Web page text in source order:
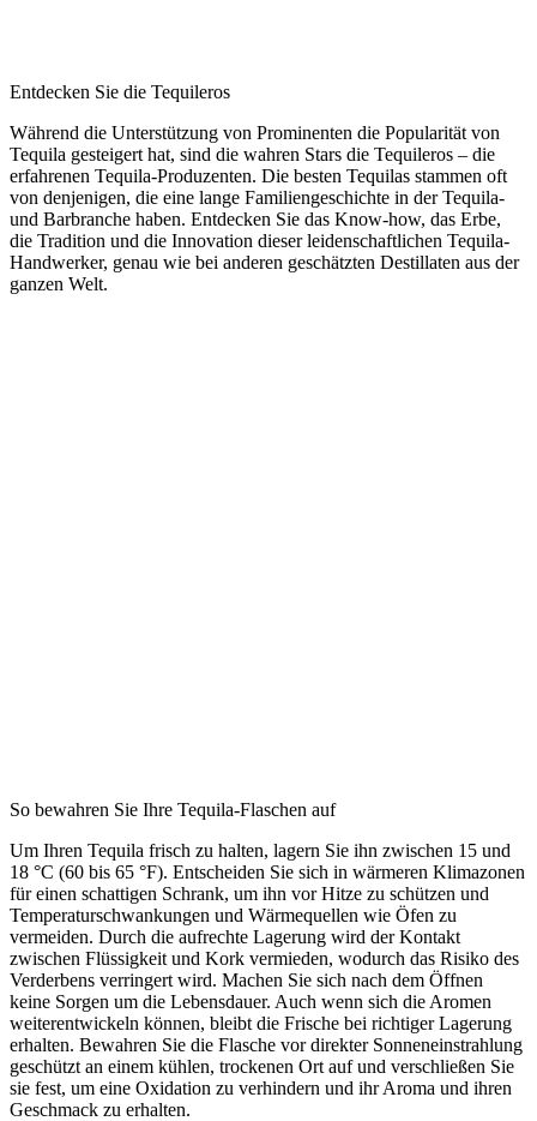
Entdecken Sie die Tequileros
Während die Unterstützung von Prominenten die Popularität von
Tequila gesteigert hat, sind die wahren Stars die Tequileros – die
erfahrenen Tequila-Produzenten. Die besten Tequilas stammen oft
von denjenigen, die eine lange Familiengeschichte in der Tequila-
und Barbranche haben. Entdecken Sie das Know-how, das Erbe,
die Tradition und die Innovation dieser leidenschaftlichen Tequila-
Handwerker, genau wie bei anderen geschätzten Destillaten aus der
ganzen Welt.
So bewahren Sie Ihre Tequila-Flaschen auf
Um Ihren Tequila frisch zu halten, lagern Sie ihn zwischen 15 und
18 °C (60 bis 65 °F). Entscheiden Sie sich in wärmeren Klimazonen
für einen schattigen Schrank, um ihn vor Hitze zu schützen und
Temperaturschwankungen und Wärmequellen wie Öfen zu
vermeiden. Durch die aufrechte Lagerung wird der Kontakt
zwischen Flüssigkeit und Kork vermieden, wodurch das Risiko des
Verderbens verringert wird. Machen Sie sich nach dem Öffnen
keine Sorgen um die Lebensdauer. Auch wenn sich die Aromen
weiterentwickeln können, bleibt die Frische bei richtiger Lagerung
erhalten. Bewahren Sie die Flasche vor direkter Sonneneinstrahlung
geschützt an einem kühlen, trockenen Ort auf und verschließen Sie
sie fest, um eine Oxidation zu verhindern und ihr Aroma und ihren
Geschmack zu erhalten.